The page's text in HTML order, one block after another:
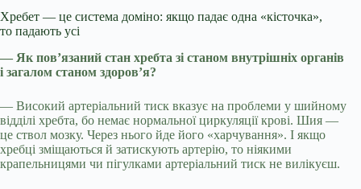
Хребет — це система доміно: якщо падає одна «кісточка»,
то падають усі
— Як пов’язаний стан хребта зі станом внутрішніх органів
і загалом станом здоров’я?
— Високий артеріальний тиск вказує на проблеми у шийному
відділі хребта, бо немає нормальної циркуляції крові. Шия —
це ствол мозку. Через нього йде його «харчування». І якщо
хребці зміщаються й затискують артерію, то ніякими
крапельницями чи пігулками артеріальний тиск не вилікуєш.